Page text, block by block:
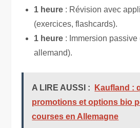
1 heure : Révision avec
(exercices, flashcards).
1 heure : Immersion
allemand).
A LIRE AUSSI :
Kaufland :
promotions et options bio
courses en Allemagne